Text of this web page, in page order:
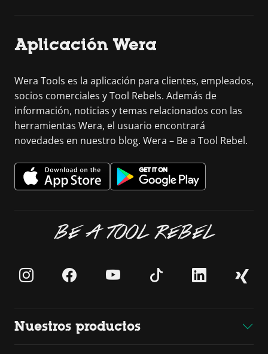
Aplicación Wera
Wera Tools es la aplicación para clientes, empleados,
socios comerciales y Tool Rebels. Además de
información, noticias y temas relacionados con las
herramientas Wera, el usuario encontrará
novedades en nuestro blog. Wera – Be a Tool Rebel.
BE A TOOL REBEL
Nuestros productos